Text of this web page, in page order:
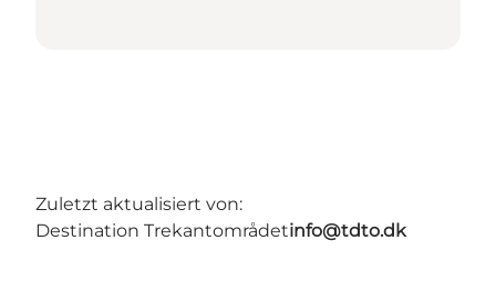
Zuletzt aktualisiert von:
Destination Trekantområdetinfo@tdto.dk